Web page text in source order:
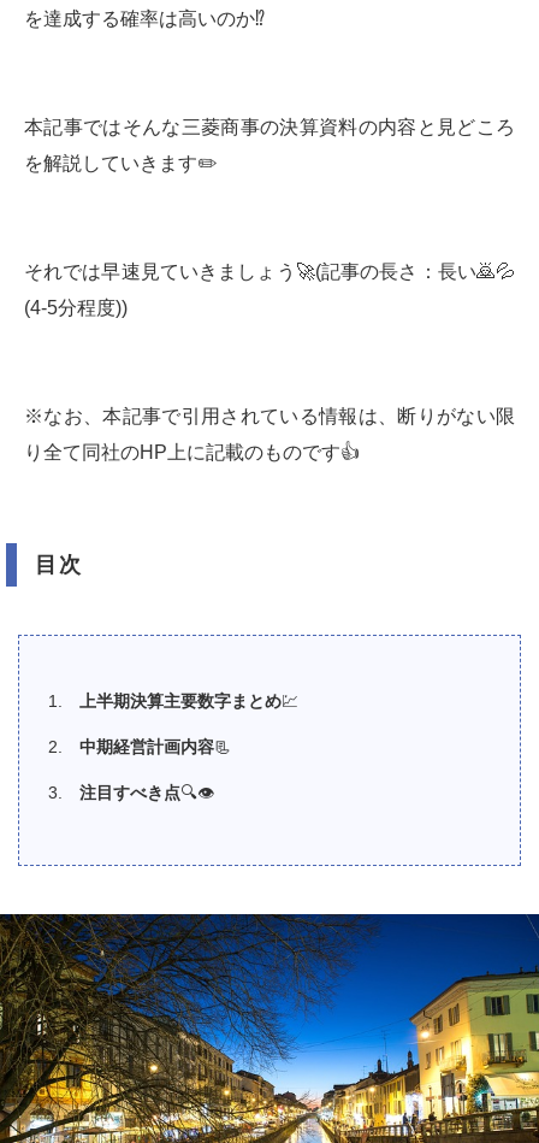
を達成する確率は高いのか⁉️
本記事ではそんな三菱商事の決算資料の内容と見どころ
を解説していきます✏️
それでは早速見ていきましょう🚀(記事の長さ：長い🙇💦
(4-5分程度))
※なお、本記事で引用されている情報は、断りがない限
り全て同社のHP上に記載のものです👍
目次
上半期決算主要数字まとめ💹
中期経営計画内容📃
注目すべき点🔍👁